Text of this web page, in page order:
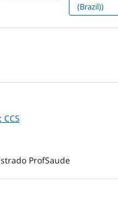
(Brazil))
ProfSaude